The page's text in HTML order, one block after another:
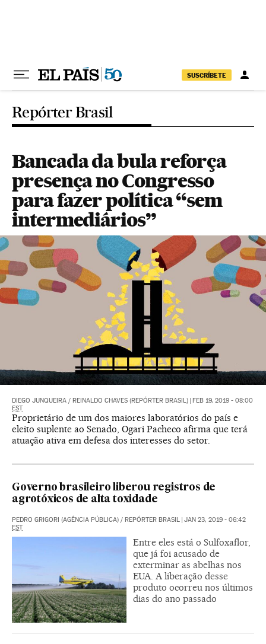
SUSCRÍBETE
Repórter Brasil
Bancada da bula reforça
presença no Congresso
para fazer política “sem
intermediários”
DIEGO JUNQUEIRA / REINALDO CHAVES (REPÓRTER BRASIL)
FEB 19, 2019 - 08:00
EST
Proprietário de um dos maiores laboratórios do país e
eleito suplente ao Senado, Ogari Pacheco afirma que terá
atuação ativa em defesa dos interesses do setor.
Governo brasileiro liberou registros de
agrotóxicos de alta toxidade
PEDRO GRIGORI (AGÊNCIA PÚBLICA) / REPÓRTER BRASIL JAN 23, 2019 - 06:42
EST
Entre eles está o Sulfoxaflor,
que já foi acusado de
exterminar as abelhas nos
EUA. A liberação desse
produto ocorreu nos últimos
dias do ano passado